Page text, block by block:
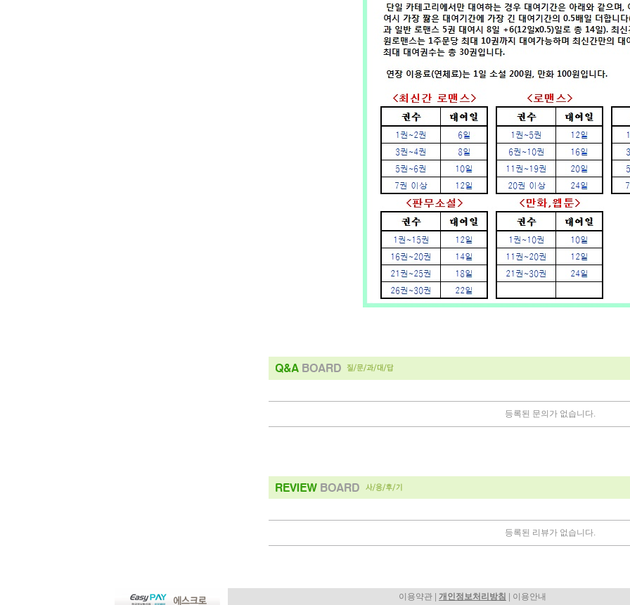
등록된 문의가 없습니다.
등록된 리뷰가 없습니다.
이용약관 개인정보처리방침 이용안내